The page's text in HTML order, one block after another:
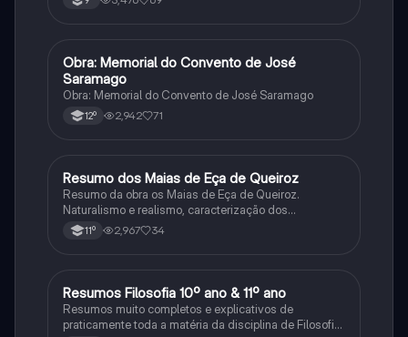
Português
Obra: Memorial do Convento de José
Saramago
Obra: Memorial do Convento de José Saramago
12º 2,942 71
Português
Resumo dos Maias de Eça de Queiroz
Resumo da obra os Maias de Eça de Queiroz.
Naturalismo e realismo, caracterização dos
personagens e contexto histórico.
11º 2,967 34
Filosofia
Resumos Filosofia 10º ano & 11º ano
Resumos muito completos e explicativos de
praticamente toda a matéria da disciplina de Filosofia